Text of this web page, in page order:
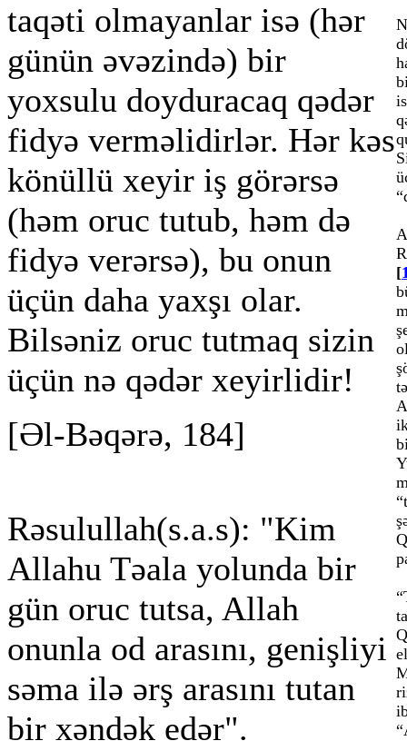
taqəti olmayanlar isə (hər
günün əvəzində) bir
yoxsulu doyduracaq qədər
fidyə verməlidirlər. Hər kəs
könüllü xeyir iş görərsə
(həm oruc tutub, həm də
fidyə verərsə), bu onun
üçün daha yaxşı olar.
Bilsəniz oruc tutmaq sizin
üçün nə qədər xeyirlidir!
[Əl-Bəqərə, 184]
Rəsulullah(s.a.s): "Kim
Allahu Təala yolunda bir
gün oruc tutsa, Allah
onunla od arasını, genişliyi
səma ilə ərş arasını tutan
bir xəndək edər".
[